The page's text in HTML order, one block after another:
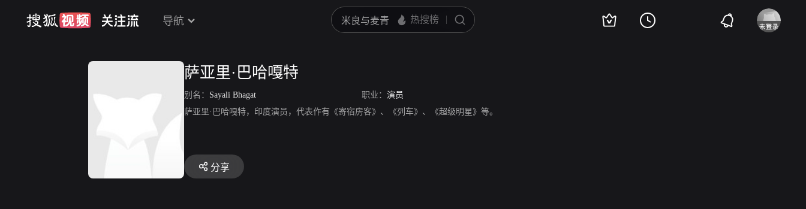
导航
萨亚里·巴哈嘎特
别名： Sayali Bhagat 职业： 演员
萨亚里·巴哈嘎特，印度演员，代表作有《寄宿房客》、《列车》、《超级明星》等。
分享